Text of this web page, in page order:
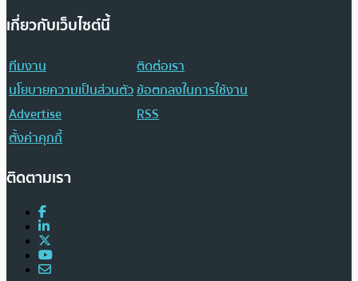
เกี่ยวกับเว็บไซต์นี้
ทีมงาน
ติดต่อเรา
นโยบายความเป็นส่วนตัวข้อตกลงในการใช้งาน
Advertise
RSS
ตั้งค่าคุกกี้
ติดตามเรา